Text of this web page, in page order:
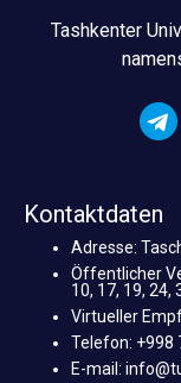
Tashkenter
Kontaktdaten
Adresse:
Öffentlicher
10, 17, 19, 24,
Virtueller
Telefon: +998
E-mail: